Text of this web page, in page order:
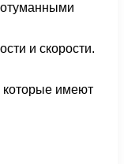
и скорости.
которые имеют